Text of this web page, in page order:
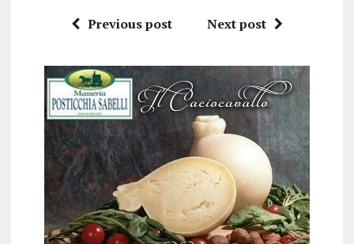
Previous post Next post